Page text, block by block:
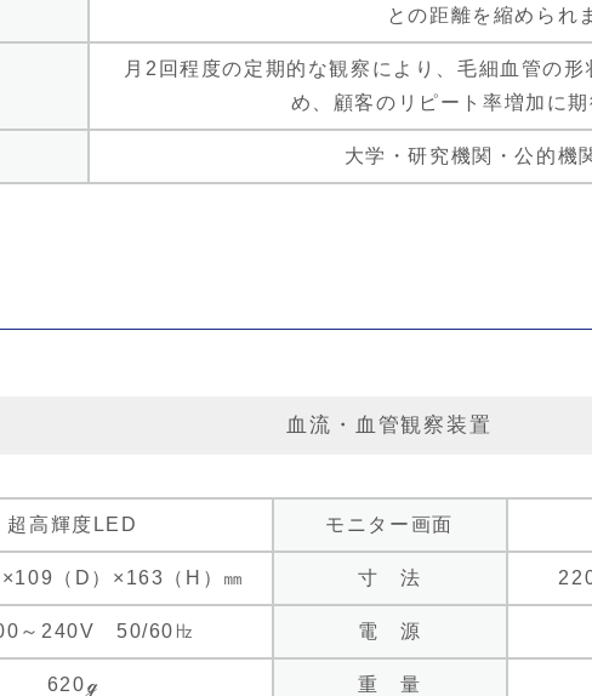
との距離を縮められ
月2回程度の定期的な観察により、毛細血管の
め、顧客のリピート率増加に期
大学・研究機関・公的機
血流・血管観察装置
超高輝度LED モニター画面
（D）×163（H）㎜ 寸 法
～240V 50/60㎐ 電 源
620ℊ 重 量